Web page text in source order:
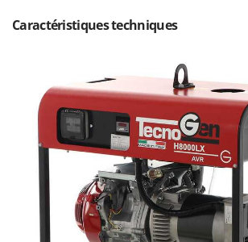
Pompes d'irrigation à tracteur
Pompes immergées électriques
Postes à souder
Poussoirs à saucisse
Presses à pellets
Pressoirs à fruits
Pressoirs à Raisin
GeoTech Pro
Ginko - MGM
Gipeco
Girmi
GRAEF
Gre
GreenBay
Greenworks
Caractéristiques techniques